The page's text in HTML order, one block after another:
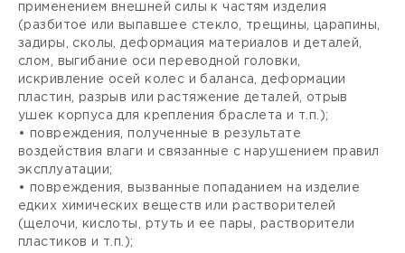
применением внешней силы к частям изделия
(разбитое или выпавшее стекло, трещины, царапины,
задиры, сколы, деформация материалов и деталей,
слом, выгибание оси переводной головки,
искривление осей колес и баланса, деформации
пластин, разрыв или растяжение деталей, отрыв
ушек корпуса для крепления браслета и т.п.);
• повреждения, полученные в результате
воздействия влаги и связанные с нарушением правил
эксплуатации;
• повреждения, вызванные попаданием на изделие
едких химических веществ или растворителей
(щелочи, кислоты, ртуть и ее пары, растворители
пластиков и т.п.);